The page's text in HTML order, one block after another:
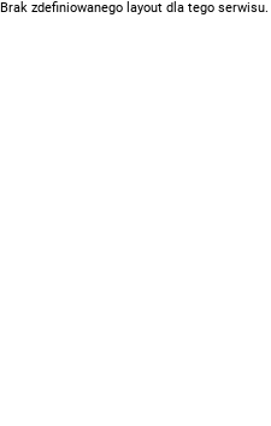
Brak zdefiniowanego layout dla tego serwisu.